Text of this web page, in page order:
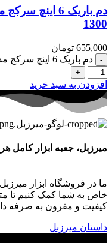
1300
655,000 تومان
دم باریک 6 اینچ سرکج مدل مکسی رونیکس کد RH-1300 عدد
افزودن به سبد خرید
میرزبل، جعبه ابزار کامل هر
ما در فروشگاه ابزار
خاص به شما کمک کنیم تا
کیفیت و مقرون به صرفه
داستان میرزبل